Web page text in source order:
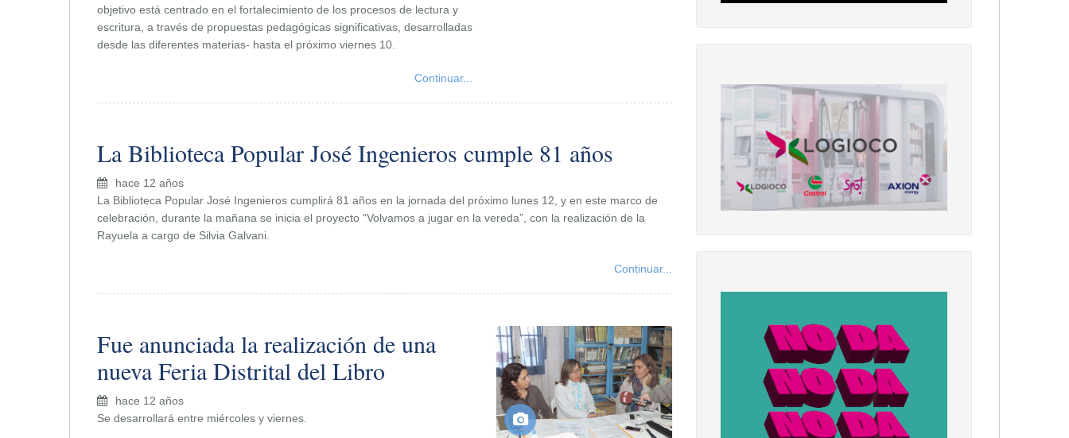
objetivo está centrado en el fortalecimiento de los procesos de lectura y
escritura, a través de propuestas pedagógicas significativas, desarrolladas
desde las diferentes materias- hasta el próximo viernes 10.
Continuar...
La Biblioteca Popular José Ingenieros cumple 81 años
hace 12 años
La Biblioteca Popular José Ingenieros cumplirá 81 años en la jornada del próximo lunes 12, y en este marco de
celebración, durante la mañana se inicia el proyecto “Volvamos a jugar en la vereda”, con la realización de la
Rayuela a cargo de Silvia Galvani.
Continuar...
Fue anunciada la realización de una
nueva Feria Distrital del Libro
hace 12 años
Se desarrollará entre miércoles y viernes.